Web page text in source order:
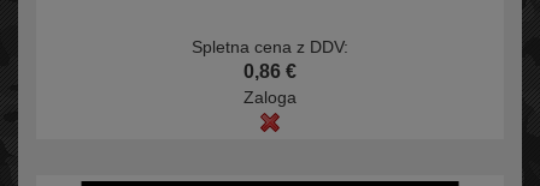
Spletna cena z DDV:
0,86 €
Zaloga